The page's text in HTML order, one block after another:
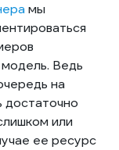
мы
Ведь
на
или
ее ресурс